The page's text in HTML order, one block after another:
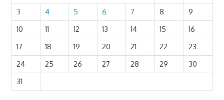
3
4 5 6 7 8
9
10
11 12 13 14 15
16
17
18 19 20 21 22
23
24
25 26 27 28 29
30
31